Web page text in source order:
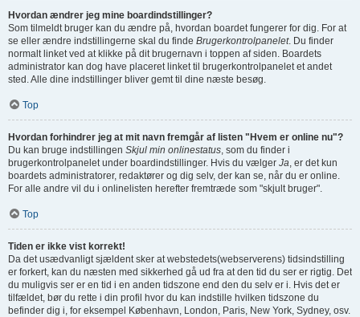
Hvordan ændrer jeg mine boardindstillinger?
Som tilmeldt bruger kan du ændre på, hvordan boardet fungerer for dig. For at
se eller ændre indstillingerne skal du finde Brugerkontrolpanelet. Du finder
normalt linket ved at klikke på dit brugernavn i toppen af siden. Boardets
administrator kan dog have placeret linket til brugerkontrolpanelet et andet
sted. Alle dine indstillinger bliver gemt til dine næste besøg.
Top
Hvordan forhindrer jeg at mit navn fremgår af listen "Hvem er online nu"?
Du kan bruge indstillingen Skjul min onlinestatus, som du finder i
brugerkontrolpanelet under boardindstillinger. Hvis du vælger Ja, er det kun
boardets administratorer, redaktører og dig selv, der kan se, når du er online.
For alle andre vil du i onlinelisten herefter fremtræde som "skjult bruger".
Top
Tiden er ikke vist korrekt!
Da det usædvanligt sjældent sker at webstedets(webserverens) tidsindstilling
er forkert, kan du næsten med sikkerhed gå ud fra at den tid du ser er rigtig. Det
du muligvis ser er en tid i en anden tidszone end den du selv er i. Hvis det er
tilfældet, bør du rette i din profil hvor du kan indstille hvilken tidszone du
befinder dig i, for eksempel København, London, Paris, New York, Sydney, osv.